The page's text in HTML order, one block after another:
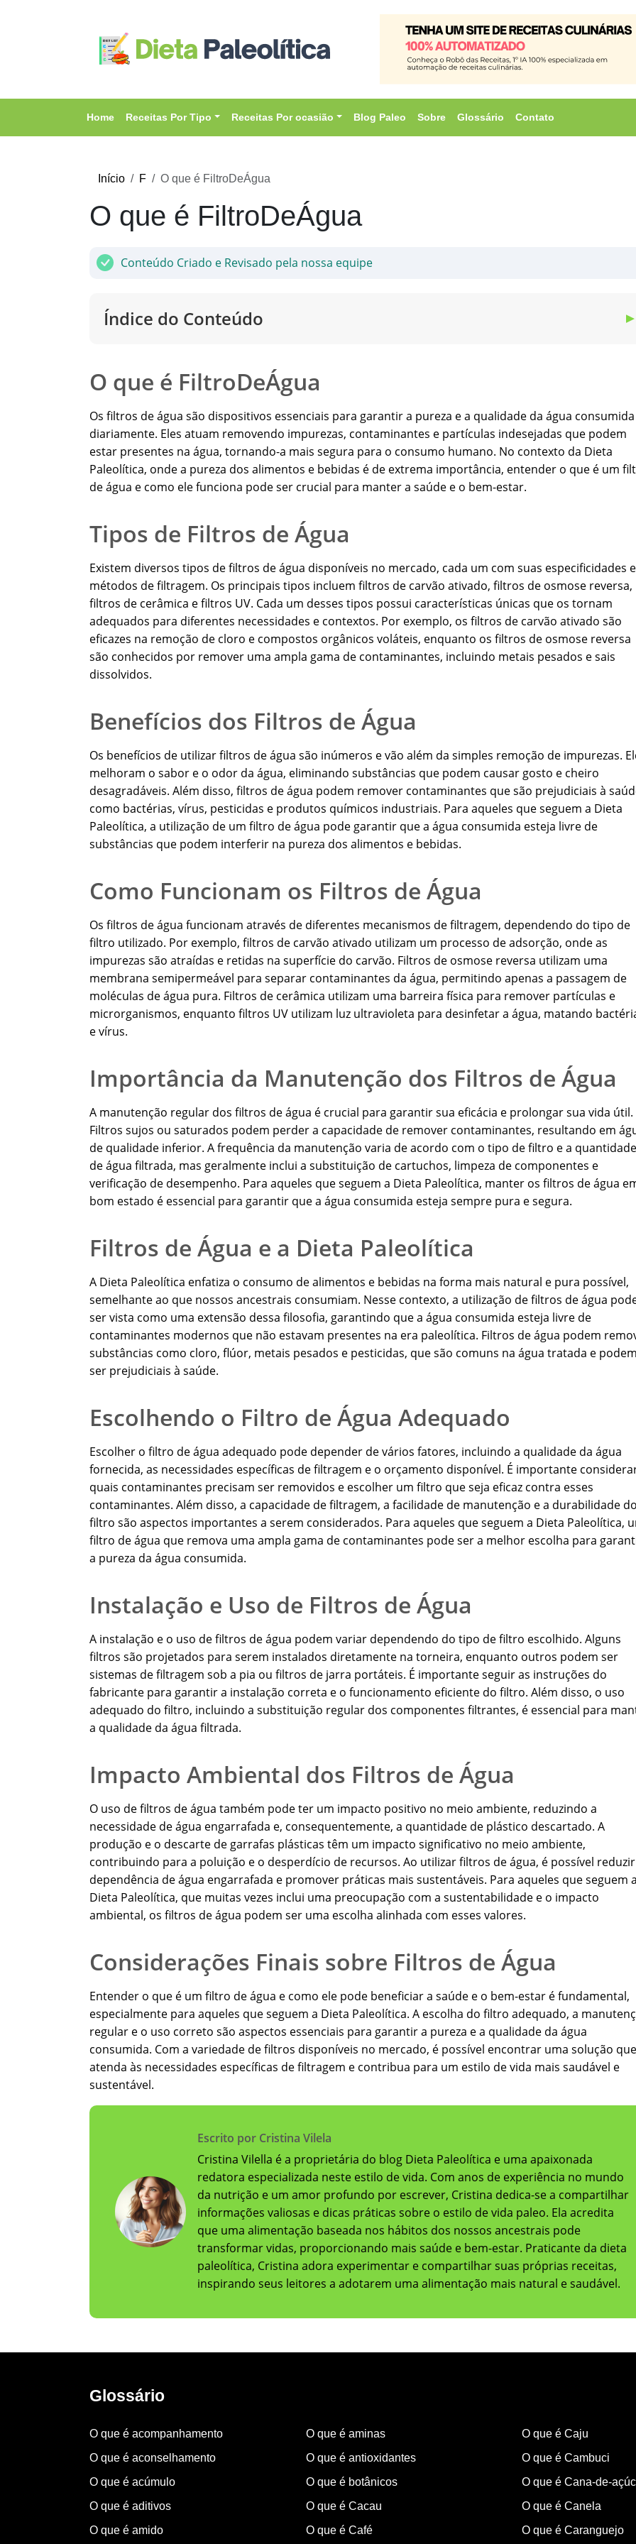
Home Receitas Por Tipo Receitas Por ocasião Blog Paleo Sobre Glossário Contato
Início F O que é FiltroDeÁgua
O que é FiltroDeÁgua
Conteúdo Criado e Revisado pela nossa equipe
Índice do Conteúdo ▼
O que é FiltroDeÁgua
Os filtros de água são dispositivos essenciais para garantir a pureza e a qualidade da água consumida
diariamente. Eles atuam removendo impurezas, contaminantes e partículas indesejadas que podem
estar presentes na água, tornando-a mais segura para o consumo humano. No contexto da Dieta
Paleolítica, onde a pureza dos alimentos e bebidas é de extrema importância, entender o que é um
de água e como ele funciona pode ser crucial para manter a saúde e o bem-estar.
Tipos de Filtros de Água
Existem diversos tipos de filtros de água disponíveis no mercado, cada um com suas especificidades e
métodos de filtragem. Os principais tipos incluem filtros de carvão ativado, filtros de osmose reversa,
filtros de cerâmica e filtros UV. Cada um desses tipos possui características únicas que os tornam
adequados para diferentes necessidades e contextos. Por exemplo, os filtros de carvão ativado são
eficazes na remoção de cloro e compostos orgânicos voláteis, enquanto os filtros de osmose reversa
são conhecidos por remover uma ampla gama de contaminantes, incluindo metais pesados e sais
dissolvidos.
Benefícios dos Filtros de Água
Os benefícios de utilizar filtros de água são inúmeros e vão além da simples remoção de impurezas.
melhoram o sabor e o odor da água, eliminando substâncias que podem causar gosto e cheiro
desagradáveis. Além disso, filtros de água podem remover contaminantes que são prejudiciais à
como bactérias, vírus, pesticidas e produtos químicos industriais. Para aqueles que seguem a Dieta
Paleolítica, a utilização de um filtro de água pode garantir que a água consumida esteja livre de
substâncias que podem interferir na pureza dos alimentos e bebidas.
Como Funcionam os Filtros de Água
Os filtros de água funcionam através de diferentes mecanismos de filtragem, dependendo do tipo de
filtro utilizado. Por exemplo, filtros de carvão ativado utilizam um processo de adsorção, onde as
impurezas são atraídas e retidas na superfície do carvão. Filtros de osmose reversa utilizam uma
membrana semipermeável para separar contaminantes da água, permitindo apenas a passagem de
moléculas de água pura. Filtros de cerâmica utilizam uma barreira física para remover partículas e
microrganismos, enquanto filtros UV utilizam luz ultravioleta para desinfetar a água, matando
e vírus.
Importância da Manutenção dos Filtros de Água
A manutenção regular dos filtros de água é crucial para garantir sua eficácia e prolongar sua vida útil.
Filtros sujos ou saturados podem perder a capacidade de remover contaminantes, resultando em
de qualidade inferior. A frequência da manutenção varia de acordo com o tipo de filtro e a quantidade
de água filtrada, mas geralmente inclui a substituição de cartuchos, limpeza de componentes e
verificação de desempenho. Para aqueles que seguem a Dieta Paleolítica, manter os filtros de água
bom estado é essencial para garantir que a água consumida esteja sempre pura e segura.
Filtros de Água e a Dieta Paleolítica
A Dieta Paleolítica enfatiza o consumo de alimentos e bebidas na forma mais natural e pura possível,
semelhante ao que nossos ancestrais consumiam. Nesse contexto, a utilização de filtros de água
ser vista como uma extensão dessa filosofia, garantindo que a água consumida esteja livre de
contaminantes modernos que não estavam presentes na era paleolítica. Filtros de água podem
substâncias como cloro, flúor, metais pesados e pesticidas, que são comuns na água tratada e podem
ser prejudiciais à saúde.
Escolhendo o Filtro de Água Adequado
Escolher o filtro de água adequado pode depender de vários fatores, incluindo a qualidade da água
fornecida, as necessidades específicas de filtragem e o orçamento disponível. É importante
quais contaminantes precisam ser removidos e escolher um filtro que seja eficaz contra esses
contaminantes. Além disso, a capacidade de filtragem, a facilidade de manutenção e a durabilidade do
filtro são aspectos importantes a serem considerados. Para aqueles que seguem a Dieta Paleolítica,
filtro de água que remova uma ampla gama de contaminantes pode ser a melhor escolha para
a pureza da água consumida.
Instalação e Uso de Filtros de Água
A instalação e o uso de filtros de água podem variar dependendo do tipo de filtro escolhido. Alguns
filtros são projetados para serem instalados diretamente na torneira, enquanto outros podem ser
sistemas de filtragem sob a pia ou filtros de jarra portáteis. É importante seguir as instruções do
fabricante para garantir a instalação correta e o funcionamento eficiente do filtro. Além disso, o uso
adequado do filtro, incluindo a substituição regular dos componentes filtrantes, é essencial para
a qualidade da água filtrada.
Impacto Ambiental dos Filtros de Água
O uso de filtros de água também pode ter um impacto positivo no meio ambiente, reduzindo a
necessidade de água engarrafada e, consequentemente, a quantidade de plástico descartado. A
produção e o descarte de garrafas plásticas têm um impacto significativo no meio ambiente,
contribuindo para a poluição e o desperdício de recursos. Ao utilizar filtros de água, é possível
dependência de água engarrafada e promover práticas mais sustentáveis. Para aqueles que seguem a
Dieta Paleolítica, que muitas vezes inclui uma preocupação com a sustentabilidade e o impacto
ambiental, os filtros de água podem ser uma escolha alinhada com esses valores.
Considerações Finais sobre Filtros de Água
Entender o que é um filtro de água e como ele pode beneficiar a saúde e o bem-estar é fundamental,
especialmente para aqueles que seguem a Dieta Paleolítica. A escolha do filtro adequado, a
regular e o uso correto são aspectos essenciais para garantir a pureza e a qualidade da água
consumida. Com a variedade de filtros disponíveis no mercado, é possível encontrar uma solução que
atenda às necessidades específicas de filtragem e contribua para um estilo de vida mais saudável e
sustentável.
Escrito por Cristina Vilela
Cristina Vilella é a proprietária do blog Dieta Paleolítica e uma apaixonada
redatora especializada neste estilo de vida. Com anos de experiência no mundo
da nutrição e um amor profundo por escrever, Cristina dedica-se a compartilhar
informações valiosas e dicas práticas sobre o estilo de vida paleo. Ela acredita
que uma alimentação baseada nos hábitos dos nossos ancestrais pode
transformar vidas, proporcionando mais saúde e bem-estar. Praticante da dieta
paleolítica, Cristina adora experimentar e compartilhar suas próprias receitas,
inspirando seus leitores a adotarem uma alimentação mais natural e saudável.
Glossário
O que é acompanhamento
O que é aconselhamento
O que é acúmulo
O que é aditivos
O que é amido
O que é aminas
O que é antioxidantes
O que é botânicos
O que é Cacau
O que é Café
O que é Caju
O que é Cambuci
O que é Cana-de-
O que é Canela
O que é Caranguejo